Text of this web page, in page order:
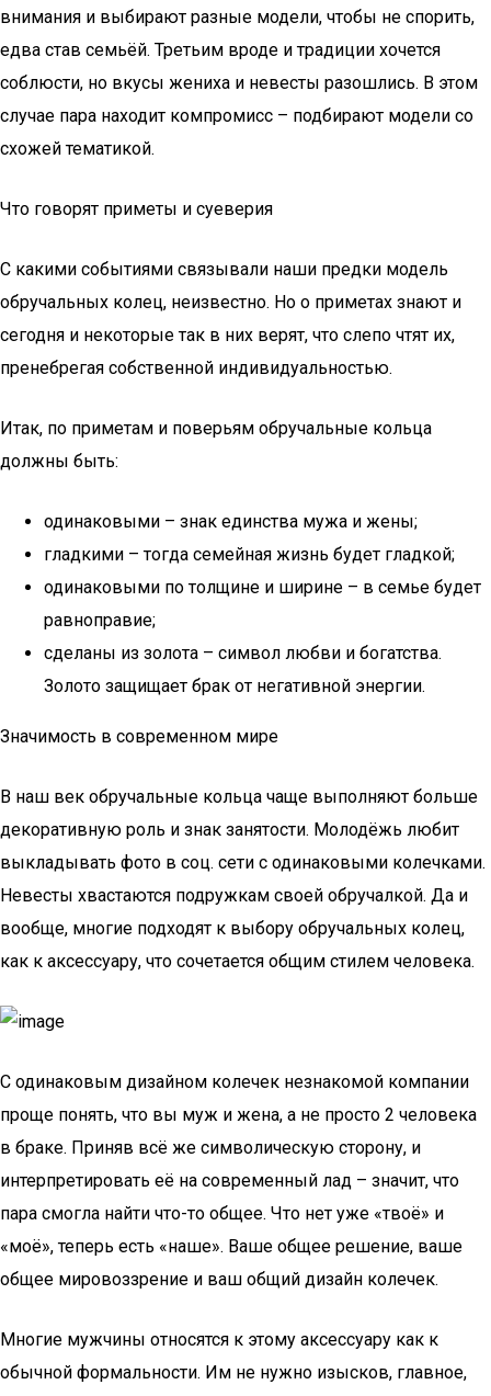
внимания и выбирают разные модели, чтобы не спорить,
едва став семьёй. Третьим вроде и традиции хочется
соблюсти, но вкусы жениха и невесты разошлись. В этом
случае пара находит компромисс – подбирают модели со
схожей тематикой.
Что говорят приметы и суеверия
С какими событиями связывали наши предки модель
обручальных колец, неизвестно. Но о приметах знают и
сегодня и некоторые так в них верят, что слепо чтят их,
пренебрегая собственной индивидуальностью.
Итак, по приметам и поверьям обручальные кольца
должны быть:
одинаковыми – знак единства мужа и жены;
гладкими – тогда семейная жизнь будет гладкой;
одинаковыми по толщине и ширине – в семье будет
равноправие;
сделаны из золота – символ любви и богатства.
Золото защищает брак от негативной энергии.
Значимость в современном мире
В наш век обручальные кольца чаще выполняют больше
декоративную роль и знак занятости. Молодёжь любит
выкладывать фото в соц. сети с одинаковыми колечками.
Невесты хвастаются подружкам своей обручалкой. Да и
вообще, многие подходят к выбору обручальных колец,
как к аксессуару, что сочетается общим стилем человека.
С одинаковым дизайном колечек незнакомой компании
проще понять, что вы муж и жена, а не просто 2 человека
в браке. Приняв всё же символическую сторону, и
интерпретировать её на современный лад – значит, что
пара смогла найти что-то общее. Что нет уже «твоё» и
«моё», теперь есть «наше». Ваше общее решение, ваше
общее мировоззрение и ваш общий дизайн колечек.
Многие мужчины относятся к этому аксессуару как к
обычной формальности. Им не нужно изысков, главное,